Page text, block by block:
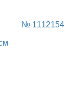
№ 1112154